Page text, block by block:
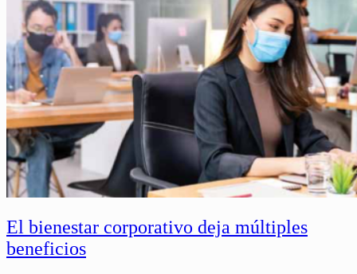
El bienestar corporativo deja múltiples
beneficios